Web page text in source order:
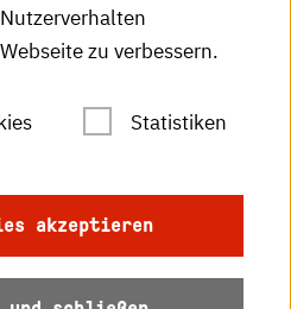
zu verbessern.
Statistiken
akzeptieren